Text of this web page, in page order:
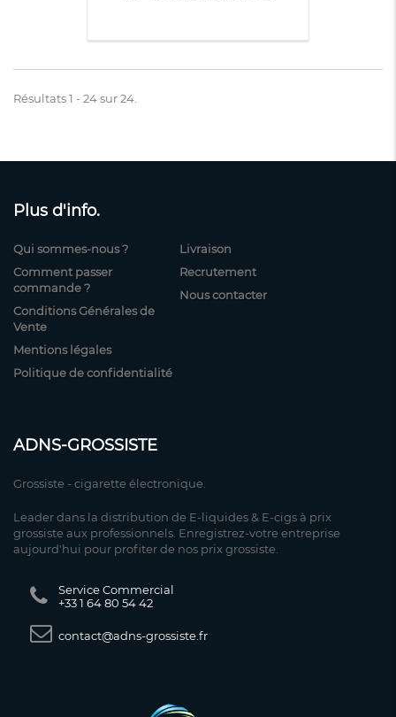
Résultats 1 - 24 sur 24.
Plus d'info.
Qui sommes-nous ?
Comment passer
commande ?
Conditions Générales de
Vente
Mentions légales
Politique de confidentialité
Livraison
Recrutement
Nous contacter
ADNS-GROSSISTE
Grossiste - cigarette électronique.
Leader dans la distribution de E-liquides & E-cigs à prix
grossiste aux professionnels. Enregistrez-votre entreprise
aujourd'hui pour profiter de nos prix grossiste.
Service Commercial
+33 1 64 80 54 42
contact@adns-grossiste.fr